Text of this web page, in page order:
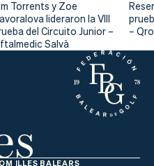
Torrents y Zoe
lideraron la VIII
del Circuito Junior –
Salvà
–
ILLES BALEARS